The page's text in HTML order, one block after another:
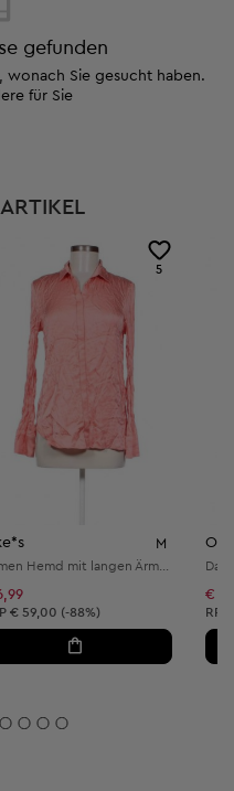
gefunden
Sie gesucht haben.
für Sie
5
M
Preisempfehlung:
€ 59,00 (-88%)
€
RRP